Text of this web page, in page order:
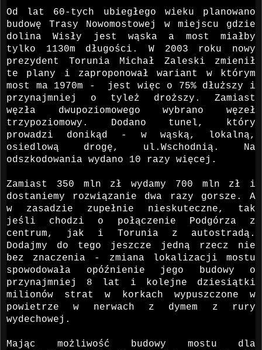
Od lat 60-tych ubiegłego wieku planowano
budowę Trasy Nowomostowej w miejscu gdzie
dolina Wisły jest wąska a most miałby
tylko 1130m długości. W 2003 roku nowy
prezydent Torunia Michał Zaleski zmienił
te plany i zaproponował wariant w którym
most ma 1970m - jest więc o 75% dłuższy i
przynajmniej o tyleż droższy. Zamiast
węzła dwupoziomowego wybrano węzeł
trzypoziomowy. Dodano tunel, który
prowadzi donikąd - w wąską, lokalną,
osiedlową drogę, ul.Wschodnią. Na
odszkodowania wydano 10 razy więcej.
Zamiast 350 mln zł wydamy 700 mln zł i
dostaniemy rozwiązanie dwa razy gorsze. A
w zasadzie zupełnie nieskuteczne, tak
jeśli chodzi o połączenie Podgórza z
centrum, jak i Torunia z autostradą.
Dodajmy do tego jeszcze jedną rzecz nie
bez znaczenia - zmiana lokalizacji mostu
spowodowała opóźnienie jego budowy o
przynajmniej 8 lat i kolejne dziesiątki
milionów strat w korkach wypuszczone w
powietrze w nerwach z dymem z rury
wydechowej.
Mając możliwość budowy mostu dla